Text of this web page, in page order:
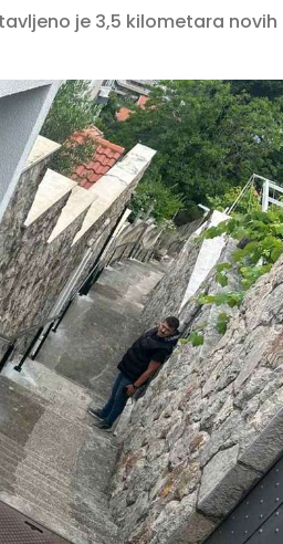
je 3,5 kilometara novih